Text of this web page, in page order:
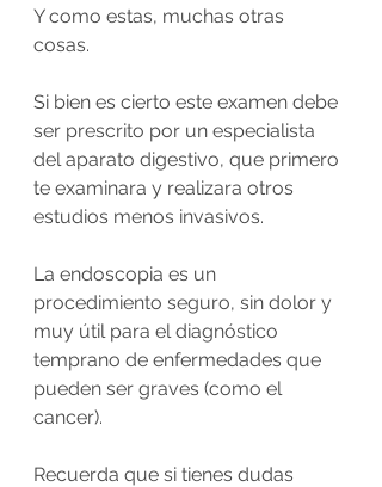
Y como estas, muchas otras
cosas.
Si bien es cierto este examen debe
ser prescrito por un especialista
del aparato digestivo, que primero
te examinara y realizara otros
estudios menos invasivos.
La endoscopia es un
procedimiento seguro, sin dolor y
muy útil para el diagnóstico
temprano de enfermedades que
pueden ser graves (como el
cancer).
Recuerda que si tienes dudas